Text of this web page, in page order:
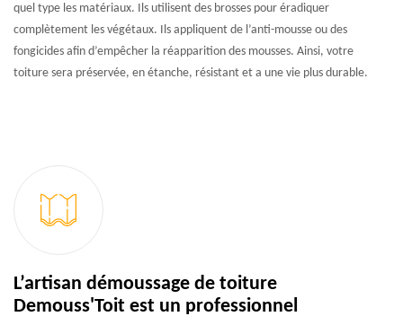
quel type les matériaux. Ils utilisent des brosses pour éradiquer
complètement les végétaux. Ils appliquent de l’anti-mousse ou des
fongicides afin d’empêcher la réapparition des mousses. Ainsi, votre
toiture sera préservée, en étanche, résistant et a une vie plus durable.
L’artisan démoussage de toiture
Demouss'Toit est un professionnel